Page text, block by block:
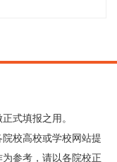
式填报之用。
校高校或学校网站提
参考，请以各院校正